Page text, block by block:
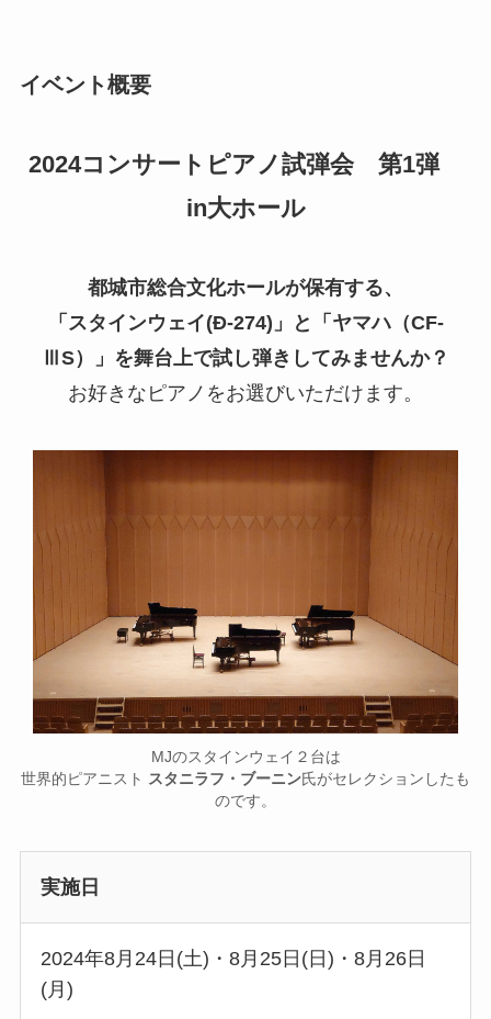
イベント概要
2024コンサートピアノ試弾会 第1弾
in大ホール
都城市総合文化ホールが保有する、
「スタインウェイ(Ð-274)」と「ヤマハ（CF-
ⅢS）」を舞台上で試し弾きしてみませんか？
お好きなピアノをお選びいただけます。
MJのスタインウェイ２台は
世界的ピアニスト スタニラフ・ブーニン氏がセレクションしたも
のです。
実施日
2024年8月24日(土)・8月25日(日)・8月26日
(月)